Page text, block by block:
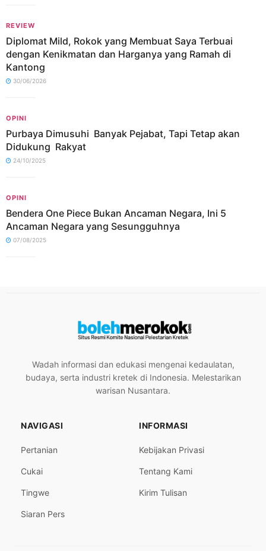
REVIEW
Diplomat Mild, Rokok yang Membuat Saya Terbuai
dengan Kenikmatan dan Harganya yang Ramah di
Kantong
30/06/2026
OPINI
Purbaya Dimusuhi Banyak Pejabat, Tapi Tetap akan
Didukung Rakyat
24/10/2025
OPINI
Bendera One Piece Bukan Ancaman Negara, Ini 5
Ancaman Negara yang Sesungguhnya
07/08/2025
Wadah informasi dan edukasi mengenai kedaulatan,
budaya, serta industri kretek di Indonesia. Melestarikan
warisan Nusantara.
NAVIGASI
Pertanian
Cukai
Tingwe
Siaran Pers
INFORMASI
Kebijakan Privasi
Tentang Kami
Kirim Tulisan